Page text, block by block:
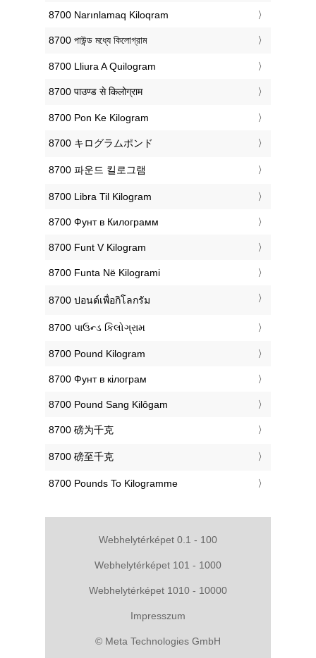
‎8700 Narınlamaq Kiloqram
‎8700 পাউন্ড মধ্যে কিলোগ্রাম
‎8700 Lliura A Quilogram
‎8700 पाउण्ड से किलोग्राम
‎8700 Pon Ke Kilogram
‎8700 キログラムポンド
‎8700 파운드 킬로그램
‎8700 Libra Til Kilogram
‎8700 Фунт в Килограмм
‎8700 Funt V Kilogram
‎8700 Funta Në Kilogrami
‎8700 ปอนด์เพื่อกิโลกรัม
‎8700 પાઉન્ડ કિલોગ્રામ
‎8700 Pound Kilogram
‎8700 Фунт в кілограм
‎8700 Pound Sang Kilôgam
‎8700 磅为千克
‎8700 磅至千克
‎8700 Pounds To Kilogramme
Webhelytérképet 0.1 - 100
Webhelytérképet 101 - 1000
Webhelytérképet 1010 - 10000
Impresszum
© Meta Technologies GmbH